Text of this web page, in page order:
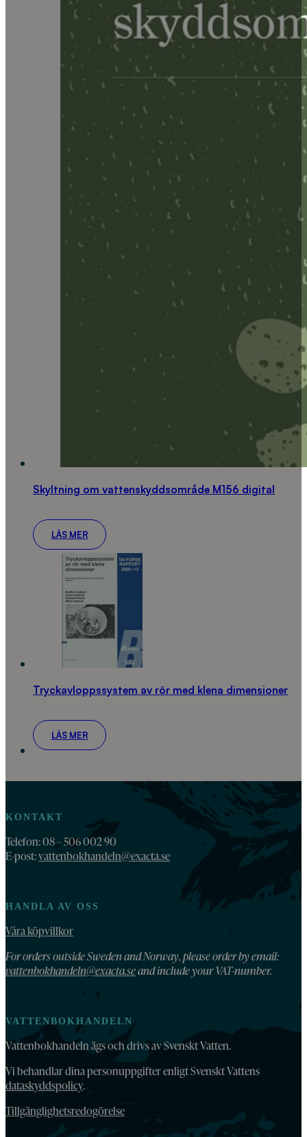
Skyltning om vattenskyddsområde M156 digital
LÄS MER
Tryckavloppssystem av rör med klena dimensioner
LÄS MER
KONTAKT
Telefon: 08 – 506 002 90
E-post:vattenbokhandeln@exacta.se
HANDLA AV OSS
Våra köpvillkor
For orders outside Sweden and Norway, please order by email:
vattenbokhandeln@exacta.seand include your VAT-number.
VATTENBOKHANDELN
Vattenbokhandeln ägs och drivs av Svenskt Vatten.
Vi behandlar dina personuppgifter enligt Svenskt Vattens
dataskyddspolicy.
Tillgänglighetsredogörelse